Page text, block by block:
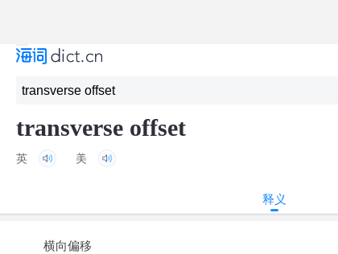
transverse offset
英 美
释义
横向偏移